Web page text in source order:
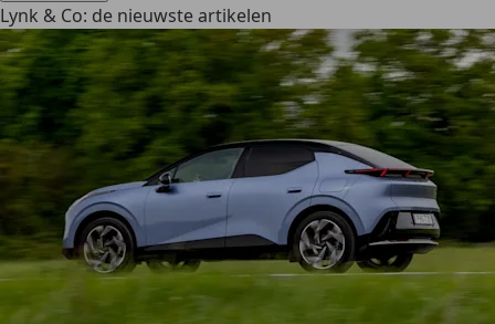
Lynk & Co: de nieuwste artikelen